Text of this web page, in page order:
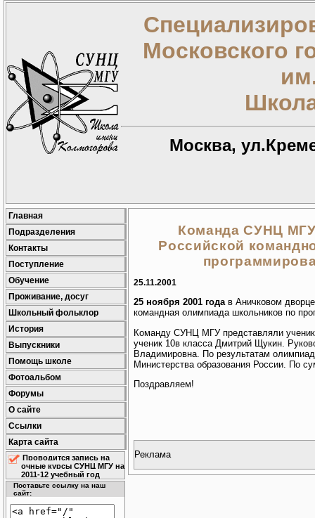
Московского
Москва,
Главная
Подразделения
Контакты
Поступление
Обучение
Проживание, досуг
Школьный фольклор
История
Выпускники
Помощь школе
Фотоальбом
Форумы
О сайте
Ссылки
Карта сайта
Проводится запись на
очные курсы СУНЦ МГУ на
2011-12 учебный год
Поставьте ссылку на наш
сайт:
Команда СУНЦ МГУ
Российской
25.11.2001
25 ноября 2001 годав Аничковом
командная олимпиада школьников по
Команду СУНЦ МГУ представляли
ученик 10в класса Дмитрий Щукин.
Владимировна. По результатам
Министерства образования России. По
Поздравляем!
Реклама